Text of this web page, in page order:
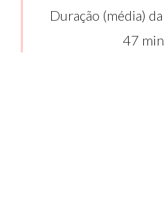
Duração (média)
47